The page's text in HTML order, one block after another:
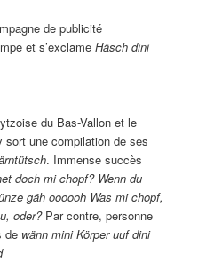
de publicité
et s’exclameHäsch dini
du Bas-Vallon et le
sort une compilation de ses
. Immense succès
doch mi chopf? Wenn du
gäh oooooh Was mi chopf,
oder?Par contre, personne
de wänn mini Körper uuf dini